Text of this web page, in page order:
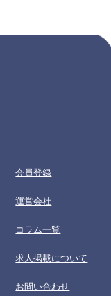
会員登録
運営会社
コラム一覧
求人掲載について
お問い合わせ